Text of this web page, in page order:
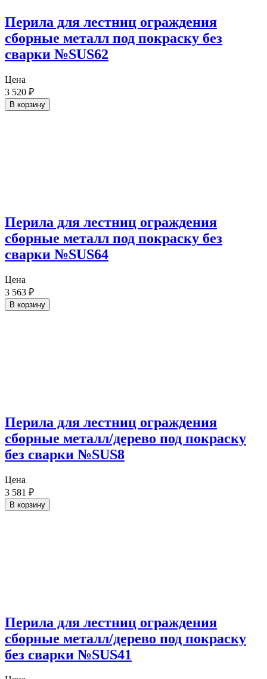
Перила для лестниц ограждения
сборные металл под покраску без
сварки №SUS62
Цена
3 520 ₽
В корзину
Перила для лестниц ограждения
сборные металл под покраску без
сварки №SUS64
Цена
3 563 ₽
В корзину
Перила для лестниц ограждения
сборные металл/дерево под покраску
без сварки №SUS8
Цена
3 581 ₽
В корзину
Перила для лестниц ограждения
сборные металл/дерево под покраску
без сварки №SUS41